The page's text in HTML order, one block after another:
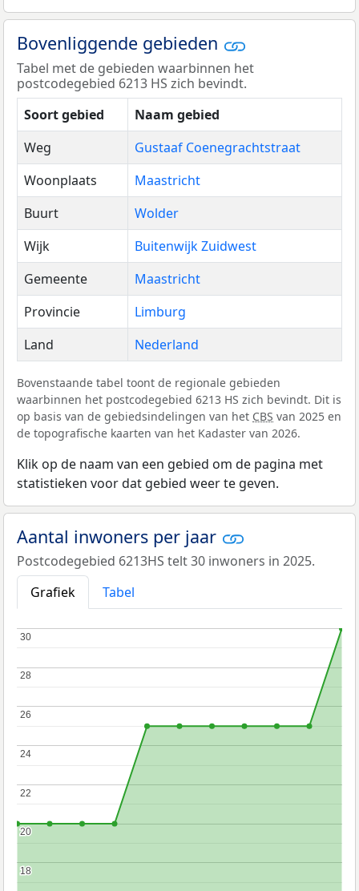
Bovenliggende gebieden
Tabel met de gebieden waarbinnen het
postcodegebied 6213 HS zich bevindt.
Soort gebied
Naam gebied
Weg
Gustaaf Coenegrachtstraat
Woonplaats
Maastricht
Buurt
Wolder
Wijk
Buitenwijk Zuidwest
Gemeente
Maastricht
Provincie
Limburg
Land
Nederland
Bovenstaande tabel toont de regionale gebieden
waarbinnen het postcodegebied 6213 HS zich bevindt. Dit is
op basis van de gebiedsindelingen van het CBS van 2025 en
de topografische kaarten van het Kadaster van 2026.
Klik op de naam van een gebied om de pagina met
statistieken voor dat gebied weer te geven.
Aantal inwoners per jaar
Postcodegebied 6213HS telt 30 inwoners in 2025.
Grafiek
Tabel
18
18
20
20
22
22
24
24
26
26
28
28
30
30